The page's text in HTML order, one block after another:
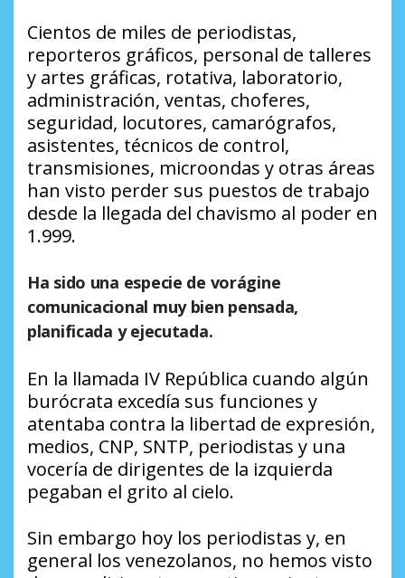
Cientos de miles de periodistas,
reporteros gráficos, personal de talleres
y artes gráficas, rotativa, laboratorio,
administración, ventas, choferes,
seguridad, locutores, camarógrafos,
asistentes, técnicos de control,
transmisiones, microondas y otras áreas
han visto perder sus puestos de trabajo
desde la llegada del chavismo al poder en
1.999.
Ha sido una especie de vorágine
comunicacional muy bien pensada,
planificada y ejecutada.
En la llamada IV República cuando algún
burócrata excedía sus funciones y
atentaba contra la libertad de expresión,
medios, CNP, SNTP, periodistas y una
vocería de dirigentes de la izquierda
pegaban el grito al cielo.
Sin embargo hoy los periodistas y, en
general los venezolanos, no hemos visto